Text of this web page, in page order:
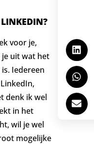
voor je,
je uit wat het
Iedereen
denk ik wel
in het
wil je wel
mogelijke